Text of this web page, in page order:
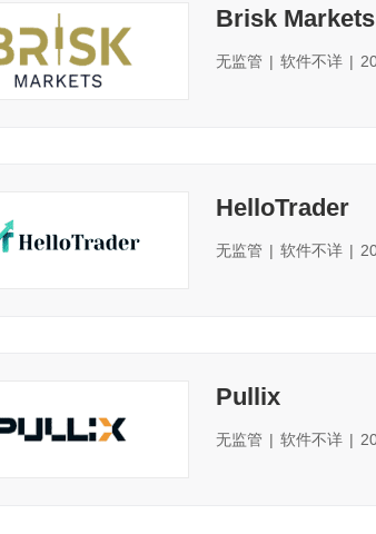
Brisk Markets
无监管 | 软件不详 |
HelloTrader
无监管 | 软件不详 |
Pullix
无监管 | 软件不详 |